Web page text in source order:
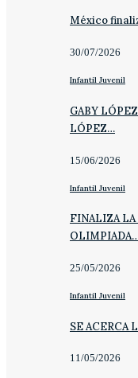
México
30/07/2026
Infantil Juvenil
GABY
LÓPEZ…
15/06/2026
Infantil Juvenil
FINALIZA
25/05/2026
Infantil Juvenil
SE ACERCA
11/05/2026